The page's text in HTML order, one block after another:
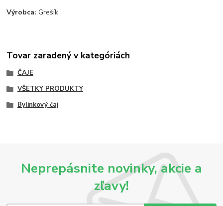
Výrobca: Grešík
Tovar zaradený v kategóriách
ČAJE
VŠETKY PRODUKTY
Bylinkový čaj
Neprepásnite novinky, akcie a
zľavy!